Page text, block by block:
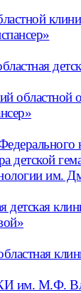
областной
детской
им.
М.Ф.